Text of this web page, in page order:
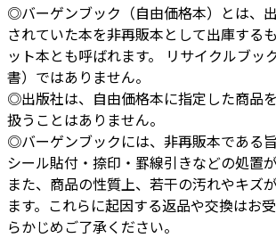
◎バーゲンブック（自由価格本）とは、
されていた本を非再販本として出庫する
ット本とも呼ばれます。 リサイクルブッ
書）ではありません。
◎出版社は、自由価格本に指定した商品
扱うことはありません。
◎バーゲンブックには、非再販本である旨
シール貼付・捺印・罫線引きなどの処置
また、商品の性質上、若干の汚れやキズ
ます。これらに起因する返品や交換はお
らかじめご了承ください。